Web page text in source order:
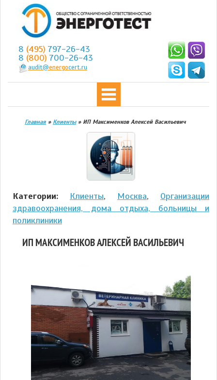
8 (495) 797-26-43
8 (800) 700-26-43
audit@energocert.ru
Главная » Клиенты» ИП Максименков Алексей Васильевич
Категории: Клиенты, Москва, Организации
здравоохранения, дома отдыха, больницы и
поликлиники
ИП МАКСИМЕНКОВ АЛЕКСЕЙ ВАСИЛЬЕВИЧ